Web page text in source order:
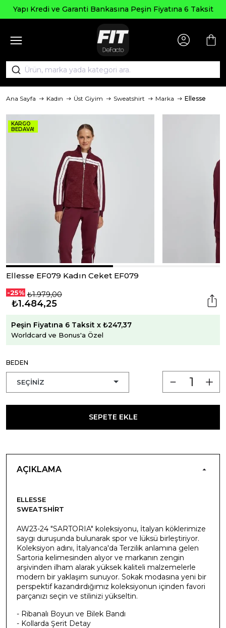
ve Garanti Bankasına Peşin Fiyatına 6 Taksit
Ana Sayfa Kadın Üst Giyim Sweatshirt Marka Ellesse
KARGO
BEDAVA!
Ellesse EF079 Kadın Ceket EF079
-25% ₺1.979,00
₺1.484,25
Peşin Fiyatına 6 Taksit x ₺247,37
Worldcard ve Bonus'a Özel
BEDEN
SEPETE EKLE
AÇIKLAMA
ELLESSE
SWEATSHIRT
AW23-24 "SARTORIA" koleksiyonu, İtalyan köklerimize
saygı duruşunda bulunarak spor ve lüksü birleştiriyor.
Koleksiyon adını, İtalyanca'da Terzilik anlamına gelen
Sartoria kelimesinden alıyor ve markanın zengin
arşivinden ilham alarak yüksek kaliteli malzemelerle
modern bir yaklaşım sunuyor. Sokak modasına yeni bir
perspektif kazandırdığımız koleksiyonun içinden favori
parçanızı seçin ve stilinizi yükseltin.
- Ribanalı Boyun ve Bilek Bandı
- Kollarda Şerit Detay